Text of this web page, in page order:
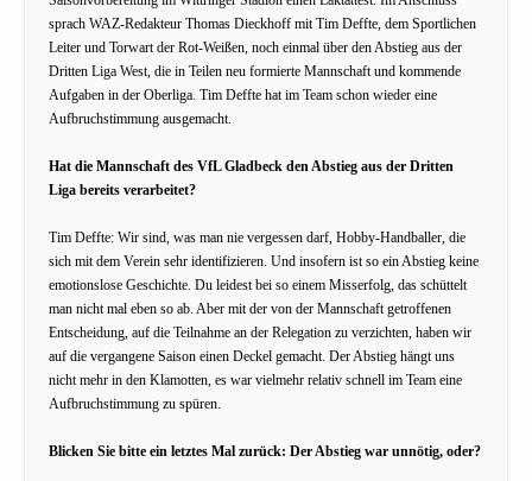
sprach WAZ-Redakteur Thomas Dieckhoff mit Tim Deffte, dem Sportlichen
Leiter und Torwart der Rot-Weißen, noch einmal über den Abstieg aus der
Dritten Liga West, die in Teilen neu formierte Mannschaft und kommende
Aufgaben in der Oberliga. Tim Deffte hat im Team schon wieder eine
Aufbruchstimmung ausgemacht.
Hat die Mannschaft des VfL Gladbeck den Abstieg aus der Dritten
Liga bereits verarbeitet?
Tim Deffte: Wir sind, was man nie vergessen darf, Hobby-Handballer, die
sich mit dem Verein sehr identifizieren. Und insofern ist so ein Abstieg keine
emotionslose Geschichte. Du leidest bei so einem Misserfolg, das schüttelt
man nicht mal eben so ab. Aber mit der von der Mannschaft getroffenen
Entscheidung, auf die Teilnahme an der Relegation zu verzichten, haben wir
auf die vergangene Saison einen Deckel gemacht. Der Abstieg hängt uns
nicht mehr in den Klamotten, es war vielmehr relativ schnell im Team eine
Aufbruchstimmung zu spüren.
Blicken Sie bitte ein letztes Mal zurück: Der Abstieg war unnötig, oder?